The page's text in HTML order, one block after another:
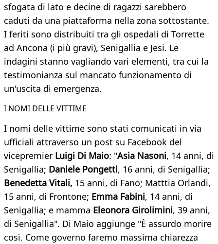
sfogata di lato e decine di ragazzi sarebbero
caduti da una piattaforma nella zona sottostante.
I feriti sono distribuiti tra gli ospedali di Torrette
ad Ancona (i più gravi), Senigallia e Jesi. Le
indagini stanno vagliando vari elementi, tra cui la
testimonianza sul mancato funzionamento di
un'uscita di emergenza.
I NOMI DELLE VITTIME
I nomi delle vittime sono stati comunicati in via
ufficiali attraverso un post su Facebook del
vicepremier Luigi Di Maio: "Asia Nasoni, 14 anni, di
Senigallia; Daniele Pongetti, 16 anni, di Senigallia;
Benedetta Vitali, 15 anni, di Fano; Matttia Orlandi,
15 anni, di Frontone; Emma Fabini, 14 anni, di
Senigallia; e mamma Eleonora Girolimini, 39 anni,
di Senigallia". Di Maio aggiunge "È assurdo morire
così. Come governo faremo massima chiarezza